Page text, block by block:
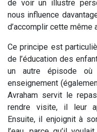
de voir un illustre
nous influence
d’accomplir cette même
Ce principe est
de l’éducation des
un autre épisode où
enseignement
Avraham servit le
rendre visite, il leur
Ensuite, il enjoignit à